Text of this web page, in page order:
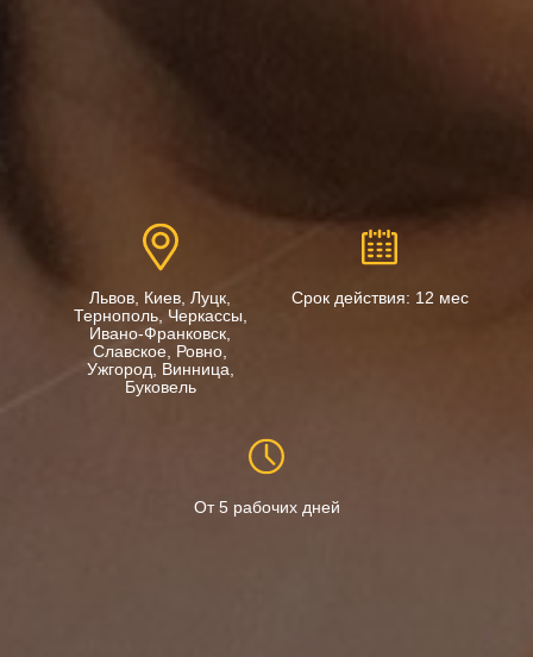
Львов, Киев, Луцк,
Тернополь, Черкассы,
Ивано-Франковск,
Славское, Ровно,
Ужгород, Винница,
Буковель
Срок действия: 12 мес
От 5 рабочих дней